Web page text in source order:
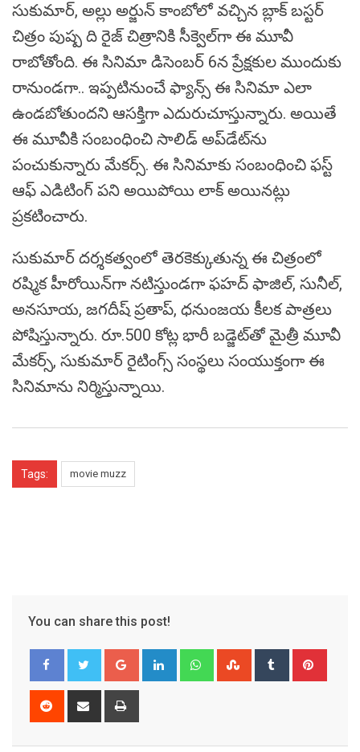
సుకుమార్, అల్లు అర్జున్ కాంబోలో వ‌చ్చిన బ్లాక్ బ‌స్ట‌ర్
చిత్రం పుష్ప ది రైజ్ చిత్రానికి సీక్వెల్‌గా ఈ మూవీ
రాబోతోంది. ఈ సినిమా డిసెంబ‌ర్ 6న ప్రేక్ష‌కుల ముందుకు
రానుండ‌గా.. ఇప్ప‌టినుంచే ఫ్యాన్స్ ఈ సినిమా ఎలా
ఉండ‌బోతుంద‌ని ఆసక్తిగా ఎదురుచూస్తున్నారు. అయితే
ఈ మూవీకి సంబంధించి సాలిడ్ అప్‌డేట్‌ను
పంచుకున్నారు మేక‌ర్స్. ఈ సినిమాకు సంబంధించి ఫస్ట్
ఆఫ్ ఎడిటింగ్ పని అయిపోయి లాక్ అయిన‌ట్లు
ప్ర‌క‌టించారు.
సుకుమార్‌ దర్శకత్వంలో తెరకెక్కుతున్న ఈ చిత్రంలో
రష్మిక హీరోయిన్‌గా న‌టిస్తుండ‌గా ఫహద్‌ ఫాజిల్, సునీల్‌,
అనసూయ, జగదీష్‌ ప్రతాప్‌, ధనుంజయ కీలక పాత్రలు
పోషిస్తున్నారు. రూ.500 కోట్ల భారీ బడ్జెట్‌తో మైత్రీ మూవీ
మేకర్స్‌, సుకుమార్‌ రైటింగ్స్‌ సంస్థలు సంయుక్తంగా ఈ
సినిమాను నిర్మిస్తున్నాయి.
Tags: movie muzz
You can share this post!
Google+ LinkedIn WhatsappStumbleUpon
Tumblr
Reddit
Share